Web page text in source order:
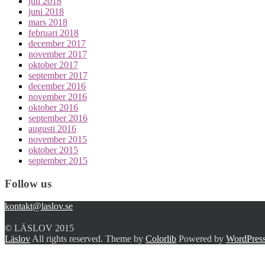
juni 2018
mars 2018
februari 2018
december 2017
november 2017
oktober 2017
september 2017
december 2016
november 2016
oktober 2016
september 2016
augusti 2016
november 2015
oktober 2015
september 2015
Follow us
kontakt@laslov.se
© LÄSLOV 2015
Läslov All rights reserved. Theme by Colorlib Powered by